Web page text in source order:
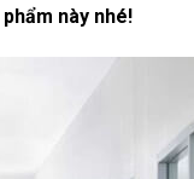
này nhé!